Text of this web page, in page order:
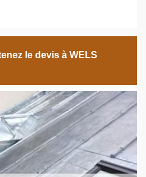
le devis à WELS